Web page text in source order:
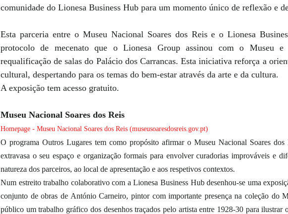
comunidade do Lionesa Business Hub para um momento único de reflexão e
Esta parceria entre o Museu Nacional Soares dos Reis e o Lionesa
protocolo de mecenato que o Lionesa Group assinou com o Museu e
requalificação de salas do Palácio dos Carrancas. Esta iniciativa reforça a
cultural, despertando para os temas do bem-estar através da arte e da cultura.
A exposição tem acesso gratuito.
Museu Nacional Soares dos Reis
Homepage - Museu Nacional Soares dos Reis (museusoaresdosreis.gov.pt)
O programa Outros Lugares tem como propósito afirmar o Museu Nacional Soares
extravasa o seu espaço e organização formais para envolver curadorias improváveis e
natureza dos parceiros, ao local de apresentação e aos respetivos contextos.
Num estreito trabalho colaborativo com a Lionesa Business Hub desenhou-se uma
conjunto de obras de António Carneiro, pintor com importante presença na coleção do
público um trabalho gráfico dos desenhos traçados pelo artista entre 1928-30 para ilustrar